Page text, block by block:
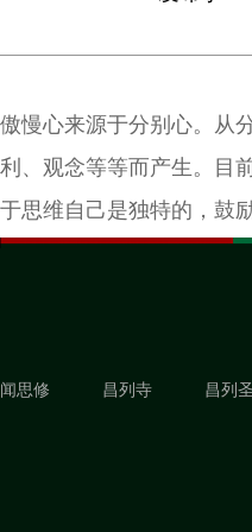
傲慢心来源于分别心。从
利、观念等等而产生。目
于思维自己是独特的，鼓
闻思修 昌列寺 昌列